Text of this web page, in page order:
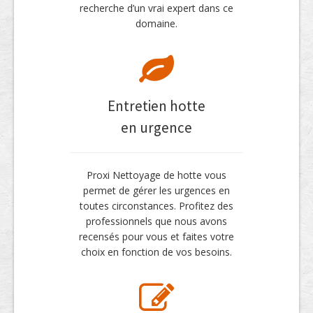
recherche d’un vrai expert dans ce
domaine.
Entretien hotte
en urgence
Proxi Nettoyage de hotte vous
permet de gérer les urgences en
toutes circonstances. Profitez des
professionnels que nous avons
recensés pour vous et faites votre
choix en fonction de vos besoins.